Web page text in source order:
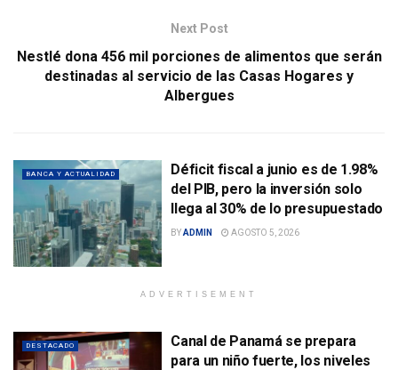
Next Post
Nestlé dona 456 mil porciones de alimentos que serán
destinadas al servicio de las Casas Hogares y
Albergues
BANCA Y ACTUALIDAD
Déficit fiscal a junio es de 1.98%
del PIB, pero la inversión solo
llega al 30% de lo presupuestado
BYADMIN AGOSTO 5, 2026
ADVERTISEMENT
DESTACADO
Canal de Panamá se prepara
para un niño fuerte, los niveles